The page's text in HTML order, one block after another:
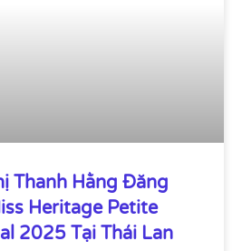
Thanh Hằng Đăng
Heritage Petite
2025 Tại Thái Lan